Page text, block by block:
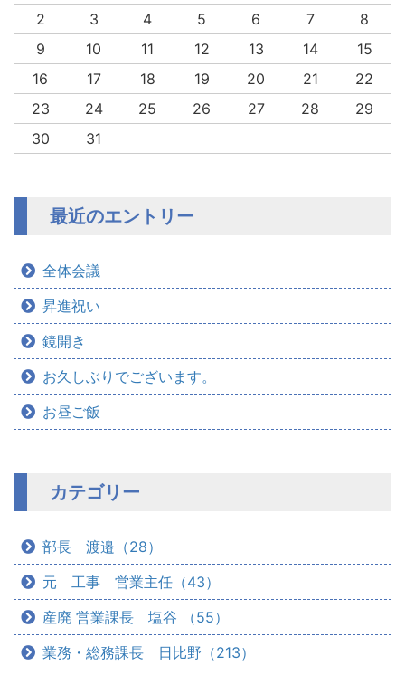
2
3 4 5 6 7
8
9
10 11 12 13 14
15
16
17 18 19 20 21
22
23
24 25 26 27 28
29
30
31
最近のエントリー
全体会議
昇進祝い
鏡開き
お久しぶりでございます。
お昼ご飯
カテゴリー
部長 渡邉（28）
元 工事 営業主任（43）
産廃 営業課長 塩谷 （55）
業務・総務課長 日比野（213）